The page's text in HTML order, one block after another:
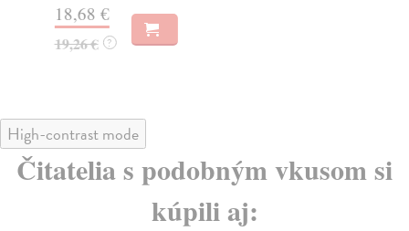
18,68 €
19,26 € ?
High-contrast mode
Čitatelia s podobným vkusom si
kúpili aj: